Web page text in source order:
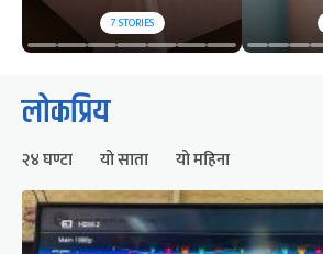
7STORIES
लोकप्रिय
२४ घण्टा यो साता यो महिना